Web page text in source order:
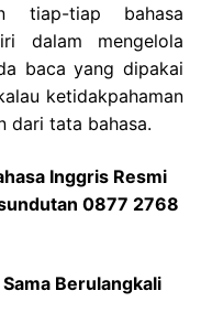
tiap-tiap bahasa
dalam mengelola
baca yang dipakai
ketidakpahaman
dari tata bahasa.
Inggris Resmi
0877 2768
Berulangkali